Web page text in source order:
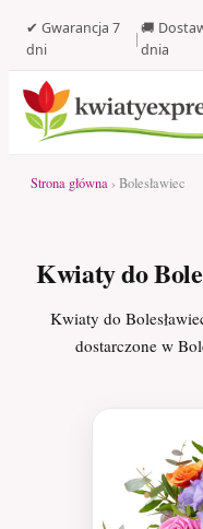
✔ Gwarancja 7
dni
|
🚚
dnia
Strona główna › Bolesławiec
Kwiaty do
Kwiaty do
dostarczone w